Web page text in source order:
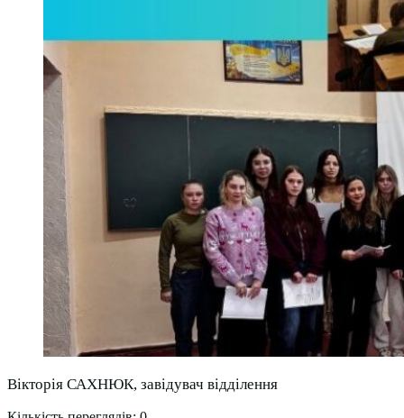
Вікторія САХНЮК, завідувач відділення